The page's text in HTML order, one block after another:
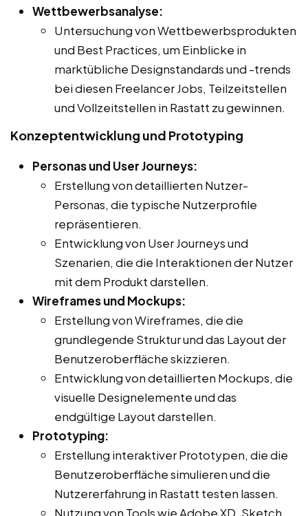
Wettbewerbsanalyse:
Untersuchung von Wettbewerbsprodukten
und Best Practices, um Einblicke in
marktübliche Designstandards und -trends
bei diesen Freelancer Jobs, Teilzeitstellen
und Vollzeitstellen in Rastatt zu gewinnen.
Konzeptentwicklung und Prototyping
Personas und User Journeys:
Erstellung von detaillierten Nutzer-
Personas, die typische Nutzerprofile
repräsentieren.
Entwicklung von User Journeys und
Szenarien, die die Interaktionen der Nutzer
mit dem Produkt darstellen.
Wireframes und Mockups:
Erstellung von Wireframes, die die
grundlegende Struktur und das Layout der
Benutzeroberfläche skizzieren.
Entwicklung von detaillierten Mockups, die
visuelle Designelemente und das
endgültige Layout darstellen.
Prototyping:
Erstellung interaktiver Prototypen, die die
Benutzeroberfläche simulieren und die
Nutzererfahrung in Rastatt testen lassen.
Nutzung von Tools wie Adobe XD, Sketch,